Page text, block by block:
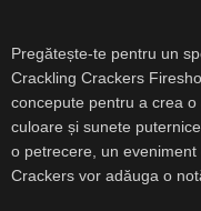
Pregătește-te pentru un
Crackling Crackers
concepute pentru a crea
culoare și sunete
o petrecere, un
Crackers vor adăuga o